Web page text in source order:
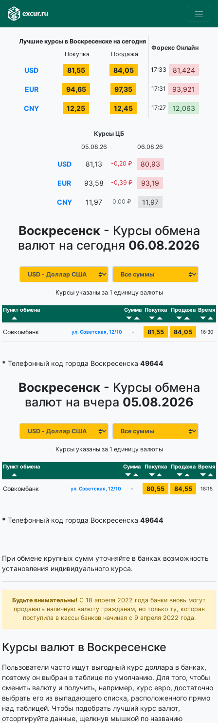
Воскресенск- Курсы обмена
валют на сегодня 06.08.2026
Курсы указаны за 1 единицу валюты
Пункт обмена Сумма Покупка Продажа Время
Совкомбанк ул. Советская, 12/10 - 81,55 84,05 16:30
* Телефонный код города Воскресенска 49644
Воскресенск- Курсы обмена
валют на вчера 05.08.2026
Курсы указаны за 1 единицу валюты
Пункт обмена Сумма Покупка Продажа Время
Совкомбанк ул. Советская, 12/10 - 80,55 84,55 18:15
* Телефонный код города Воскресенска 49644
При обмене крупных сумм уточняйте в банках возможность
установления индивидуального курса.
Будьте внимательны! С 18 апреля 2022 года банки вновь могут
продавать наличную валюту гражданам, но только ту, которая
поступила в кассы банков начиная с 9 апреля 2022 года.
Курсы валют в Воскресенске
Пользователи часто ищут выгодный курс доллара в банках,
поэтому он выбран в таблице по умолчанию. Для того, чтобы
сменить валюту и получить, например, курс евро, достаточно
выбрать его из выпадающего списка, расположенного прямо
над таблицей. Чтобы подобрать лучший курс валют,
отсортируйте данные, щелкнув мышкой по названию
Лучшие курсы в Воскресенске на сегодня
Форекс Онлайн
Покупка
Продажа
USD 81,55 84,05 17:33 81,424
EUR 94,65 97,35 17:31 93,921
CNY 12,25 12,45 17:27 12,063
Курсы ЦБ
05.08.26
06.08.26
USD 81,13 -0,20 ₽ 80,93
EUR 93,58 -0,39 ₽ 93,19
CNY 11,97 0,00 ₽ 11,97